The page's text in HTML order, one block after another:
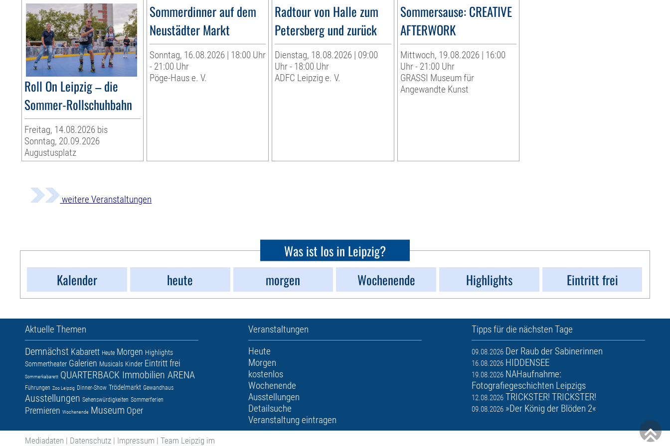
Roll On Leipzig – die
Sommer-Rollschuhbahn
Freitag, 14.08.2026 bis
Sonntag, 20.09.2026
Augustusplatz
Sommerdinner auf dem
Neustädter Markt
Sonntag, 16.08.2026 | 18:00 Uhr
- 21:00 Uhr
Pöge-Haus e. V.
Radtour von Halle zum
Petersberg und zurück
Dienstag, 18.08.2026 | 09:00
Uhr - 18:00 Uhr
ADFC Leipzig e. V.
Sommersause: CREATIVE
AFTERWORK
Mittwoch, 19.08.2026 | 16:00
Uhr - 21:00 Uhr
GRASSI Museum für
Angewandte Kunst
weitere Veranstaltungen
Was ist los in Leipzig?
Kalender
heute morgen Wochenende Highlights Eintritt frei
Aktuelle Themen
Demnächst Kabarett Heute Morgen Highlights
Sommertheater Galerien Musicals Kinder Eintritt frei
Sommerkabarett QUARTERBACK Immobilien ARENA
Führungen Zoo Leipzig Dinner-Show Trödelmarkt Gewandhaus
Ausstellungen Sehenswürdigkeiten Sommerferien
Premieren Wochenende Museum Oper
Veranstaltungen
Heute
Morgen
kostenlos
Wochenende
Ausstellungen
Detailsuche
Veranstaltung eintragen
Tipps für die nächsten Tage
09.08.2026 Der Raub der Sabinerinnen
16.08.2026 HIDDENSEE
19.08.2026 NAHaufnahme:
Fotografiegeschichten Leipzigs
12.08.2026 TRICKSTER! TRICKSTER!
09.08.2026 »Der König der Blöden 2«
Mediadaten | Datenschutz | Impressum | Team Leipzig im